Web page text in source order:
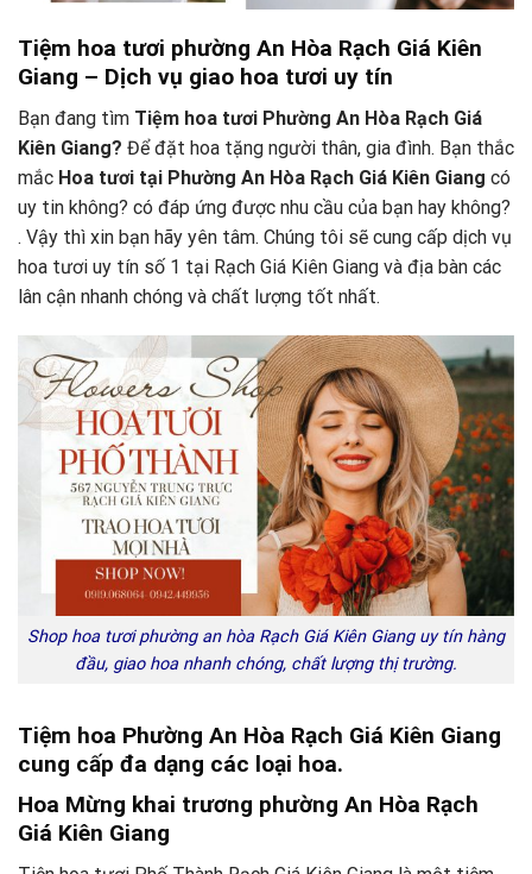
Tiệm hoa tươi phường An Hòa Rạch Giá Kiên
Giang – Dịch vụ giao hoa tươi uy tín
Bạn đang tìm Tiệm hoa tươi Phường An Hòa Rạch Giá
Kiên Giang? Để đặt hoa tặng người thân, gia đình. Bạn thắc
mắc Hoa tươi tại Phường An Hòa Rạch Giá Kiên Giang có
uy tin không? có đáp ứng được nhu cầu của bạn hay không?
. Vậy thì xin bạn hãy yên tâm. Chúng tôi sẽ cung cấp dịch vụ
hoa tươi uy tín số 1 tại Rạch Giá Kiên Giang và địa bàn các
lân cận nhanh chóng và chất lượng tốt nhất.
Shop hoa tươi phường an hòa Rạch Giá Kiên Giang uy tín hàng
đầu, giao hoa nhanh chóng, chất lượng thị trường.
Tiệm hoa Phường An Hòa Rạch Giá Kiên Giang
cung cấp đa dạng các loại hoa.
Hoa Mừng khai trương phường An Hòa Rạch
Giá Kiên Giang